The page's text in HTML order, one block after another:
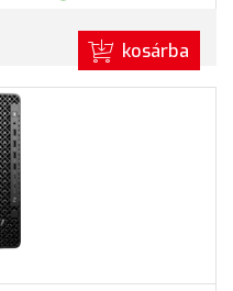
kosárba